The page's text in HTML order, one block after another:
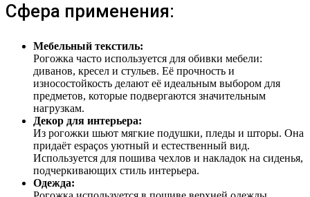
Сфера применения:
Мебельный текстиль:
Рогожка часто используется для обивки мебели:
диванов, кресел и стульев. Её прочность и
износостойкость делают её идеальным выбором для
предметов, которые подвергаются значительным
нагрузкам.
Декор для интерьера:
Из рогожки шьют мягкие подушки, пледы и шторы. Она
придаёт espaços уютный и естественный вид.
Используется для пошива чехлов и накладок на сиденья,
подчеркивающих стиль интерьера.
Одежда: